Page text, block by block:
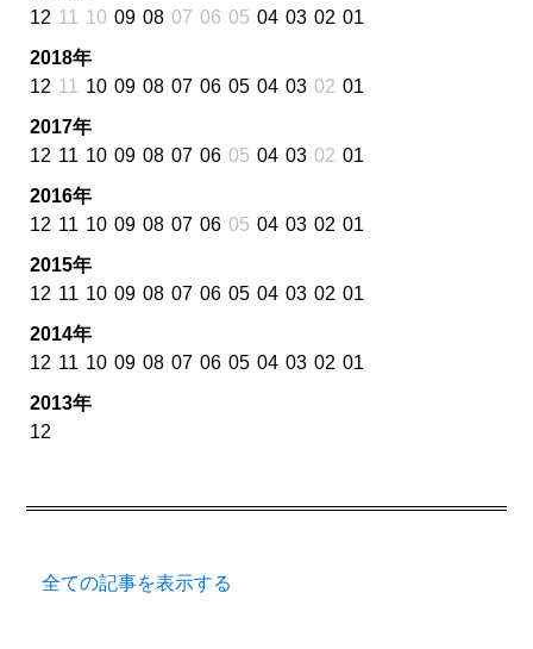
12 11 10 09 08 07 06 05 04 03 02 01
2018年
12 11 10 09 08 07 06 05 04 03 02 01
2017年
12 11 10 09 08 07 06 05 04 03 02 01
2016年
12 11 10 09 08 07 06 05 04 03 02 01
2015年
12 11 10 09 08 07 06 05 04 03 02 01
2014年
12 11 10 09 08 07 06 05 04 03 02 01
2013年
12
全ての記事を表示する